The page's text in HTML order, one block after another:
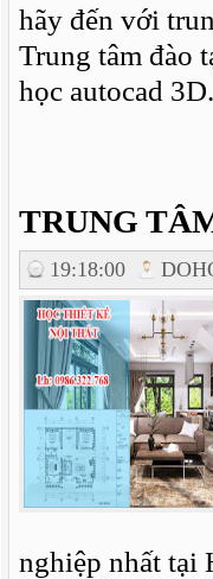
hãy đến với
Trung tâm đào
học autocad
TRUNG
19:18:00
nghiệp nhất tại